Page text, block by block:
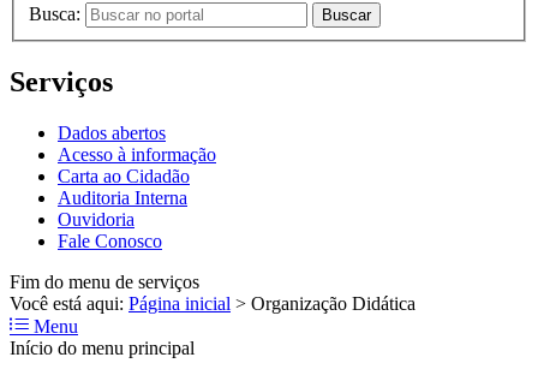
Busca: Buscar
Serviços
Dados abertos
Acesso à informação
Carta ao Cidadão
Auditoria Interna
Ouvidoria
Fale Conosco
Fim do menu de serviços
Você está aqui: Página inicial > Organização Didática
Menu
Início do menu principal